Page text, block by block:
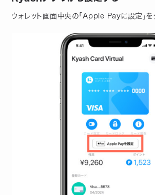
ウォレット画面中央の「Apple Payに設定」を